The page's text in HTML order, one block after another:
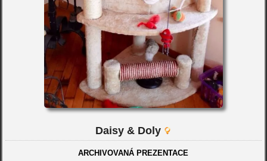
Daisy & Doly
ARCHIVOVANÁ PREZENTACE